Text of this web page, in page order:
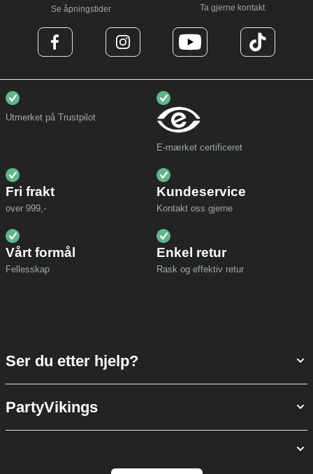
Se åpningstider Ta gjerne kontakt
Utmerket på Trustpilot
E-mærket certificeret
Fri frakt
over 999,-
Kundeservice
Kontakt oss gjerne
Vårt formål
Fellesskap
Enkel retur
Rask og effektiv retur
Ser du etter hjelp?
PartyVikings